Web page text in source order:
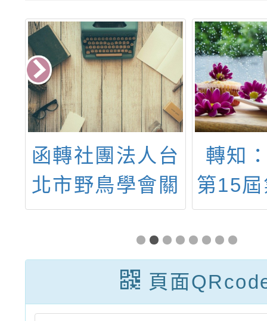
函轉社團法人台
北市野鳥學會關
渡自然公園管理
處辦理「2025
關渡國際自然藝
術季」之開幕嘉
轉知
第15
國中
頁面